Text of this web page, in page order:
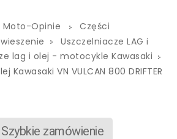
Moto-Opinie
Części
Uszczelniacze LAG i
lag i olej - motocykle Kawasaki
Kawasaki VN VULCAN 800 DRIFTER
Szybkie zamówienie